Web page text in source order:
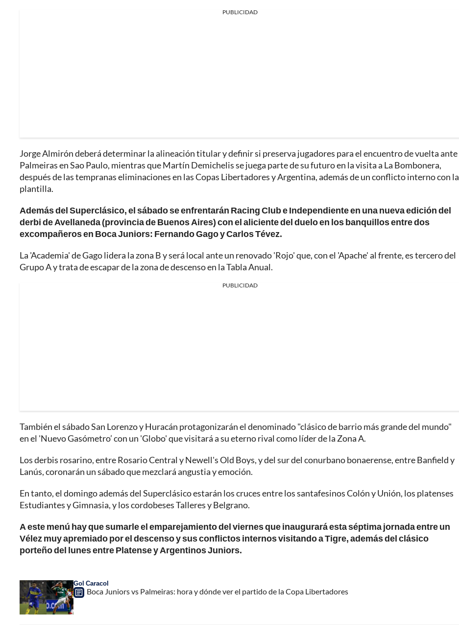
PUBLICIDAD
Jorge Almirón deberá determinar la alineación titular y definir si preserva jugadores para el encuentro de vuelta ante
Palmeiras en Sao Paulo, mientras que Martín Demichelis se juega parte de su futuro en la visita a La Bombonera,
después de las tempranas eliminaciones en las Copas Libertadores y Argentina, además de un conflicto interno con la
plantilla.
Además del Superclásico, el sábado se enfrentarán Racing Club e Independiente en una nueva edición del
derbi de Avellaneda (provincia de Buenos Aires) con el aliciente del duelo en los banquillos entre dos
excompañeros en Boca Juniors: Fernando Gago y Carlos Tévez.
La 'Academia' de Gago lidera la zona B y será local ante un renovado 'Rojo' que, con el 'Apache' al frente, es tercero del
Grupo A y trata de escapar de la zona de descenso en la Tabla Anual.
PUBLICIDAD
También el sábado San Lorenzo y Huracán protagonizarán el denominado "clásico de barrio más grande del mundo"
en el 'Nuevo Gasómetro’ con un 'Globo' que visitará a su eterno rival como líder de la Zona A.
Los derbis rosarino, entre Rosario Central y Newell's Old Boys, y del sur del conurbano bonaerense, entre Banfield y
Lanús, coronarán un sábado que mezclará angustia y emoción.
En tanto, el domingo además del Superclásico estarán los cruces entre los santafesinos Colón y Unión, los platenses
Estudiantes y Gimnasia, y los cordobeses Talleres y Belgrano.
A este menú hay que sumarle el emparejamiento del viernes que inaugurará esta séptima jornada entre un
Vélez muy apremiado por el descenso y sus conflictos internos visitando a Tigre, además del clásico
porteño del lunes entre Platense y Argentinos Juniors.
Gol Caracol
Boca Juniors vs Palmeiras: hora y dónde ver el partido de la Copa Libertadores